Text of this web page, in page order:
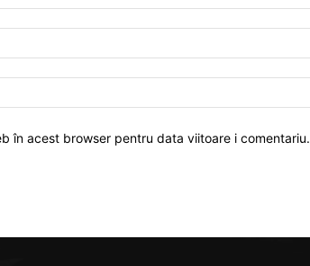
în acest browser pentru data viitoare i comentariu.